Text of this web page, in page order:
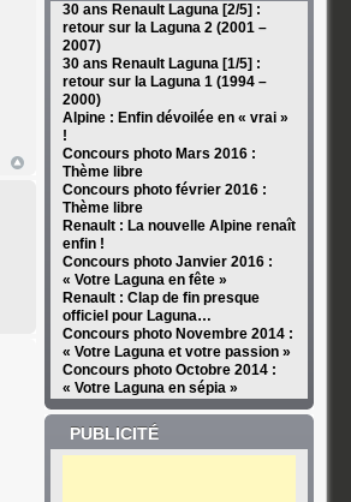
30 ans Renault Laguna [2/5] :
retour sur la Laguna 2 (2001 –
2007)
30 ans Renault Laguna [1/5] :
retour sur la Laguna 1 (1994 –
2000)
Alpine : Enfin dévoilée en « vrai »
!
Concours photo Mars 2016 :
Thème libre
Concours photo février 2016 :
Thème libre
Renault : La nouvelle Alpine renaît
enfin !
Concours photo Janvier 2016 :
« Votre Laguna en fête »
Renault : Clap de fin presque
officiel pour Laguna…
Concours photo Novembre 2014 :
« Votre Laguna et votre passion »
Concours photo Octobre 2014 :
« Votre Laguna en sépia »
PUBLICITÉ